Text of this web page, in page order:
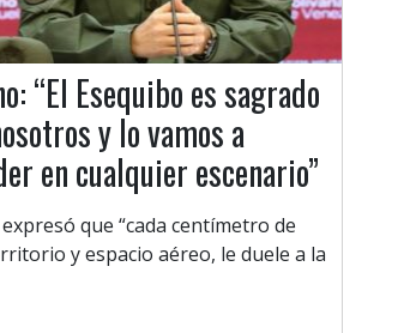
“El Esequibo es sagrado
y lo vamos a
en cualquier escenario”
que “cada centímetro de
y espacio aéreo, le duele a la